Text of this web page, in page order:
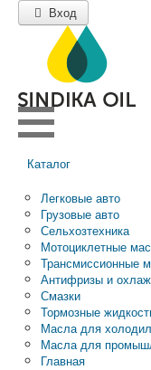
Вход
Каталог
Легковые авто
Грузовые авто
Сельхозтехника
Мотоциклетные
Трансмиссионные
Антифризы и
Смазки
Тормозные
Масла для
Масла для
Главная